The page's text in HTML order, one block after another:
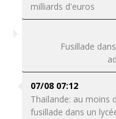
milliards d'euros
Fusillade
07/08 07:12
Thaïlande: au moins
fusillade dans un